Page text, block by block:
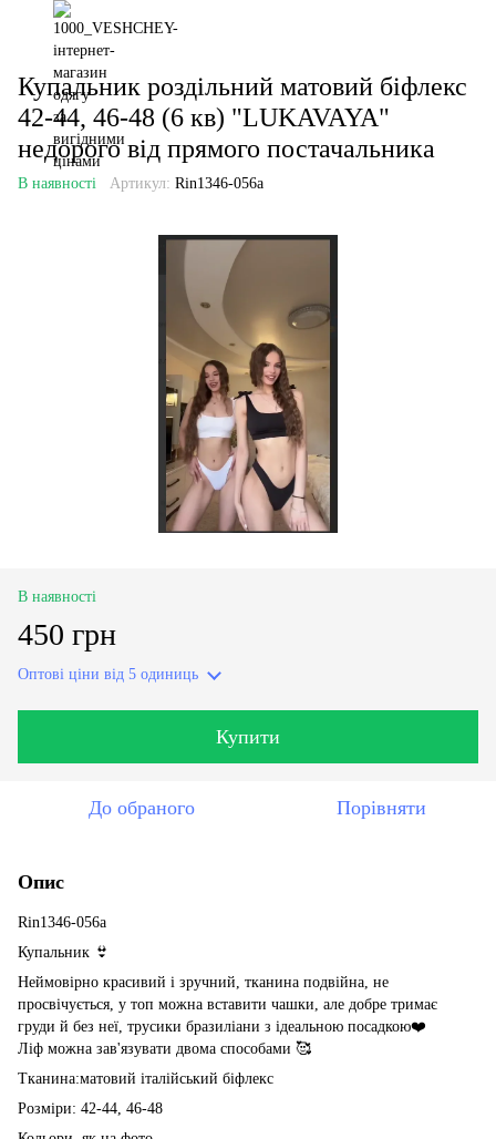
Купальник роздільний матовий біфлекс
42-44, 46-48 (6 кв) "LUKAVAYA"
недорого від прямого постачальника
В наявності Артикул: Rin1346-056a
В наявності
450 грн
Оптові ціни від 5 одиниць
Купити
До обраного Порівняти
Опис
Rin1346-056a
Купальник 👙
Неймовірно красивий і зручний, тканина подвійна, не
просвічується, у топ можна вставити чашки, але добре тримає
груди й без неї, трусики бразиліани з ідеальною посадкою❤️
Ліф можна зав'язувати двома способами 🥰
Тканина:матовий італійський біфлекс
Розміри: 42-44, 46-48